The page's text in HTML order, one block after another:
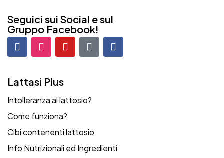
Seguici sui Social e sul
Gruppo Facebook!
Lattasi Plus
Intolleranza al lattosio?
Come funziona?
Cibi contenenti lattosio
Info Nutrizionali ed Ingredienti